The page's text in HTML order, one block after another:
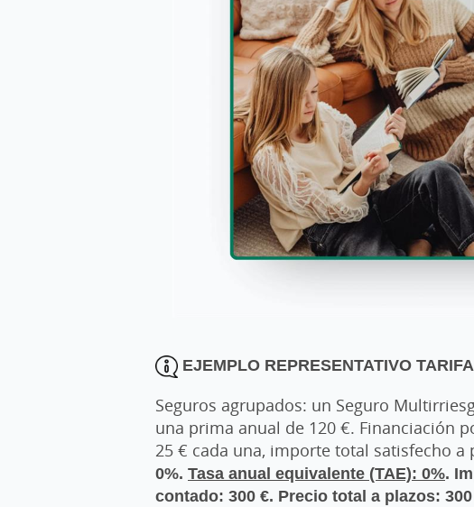
EJEMPLO REPRESENTATIVO
Seguros agrupados: un Seguro
una prima anual de 120 €. Financiación
25 € cada una, importe total satisfecho a
0%. Tasa anual equivalente (TAE): 0%.
contado: 300 €. Precio total a plazos: